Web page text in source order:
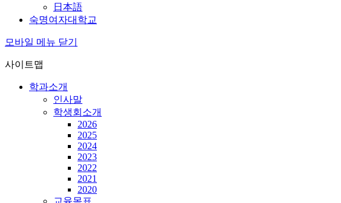
日本語
숙명여자대학교
모바일 메뉴 닫기
사이트맵
학과소개
인사말
학생회소개
2026
2025
2024
2023
2022
2021
2020
교육목표